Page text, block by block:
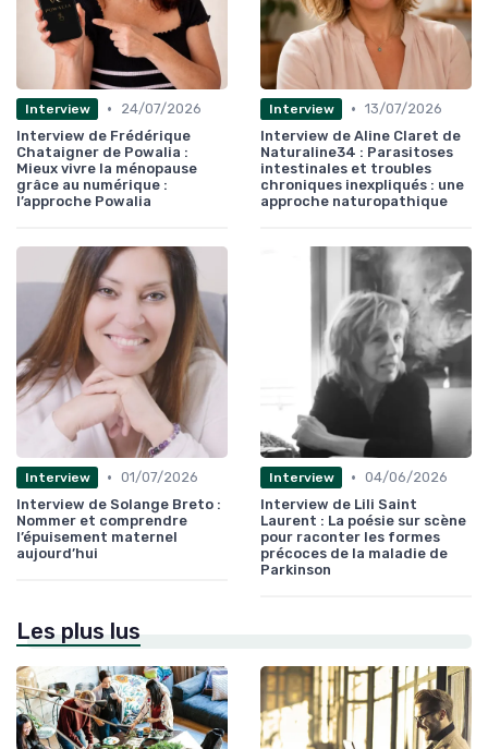
Interview •
24/07/2026
Interview de Frédérique
Chataigner de Powalia :
Mieux vivre la ménopause
grâce au numérique :
l’approche Powalia
Interview • 13/07/2026
Interview de Aline Claret de
Naturaline34 : Parasitoses
intestinales et troubles
chroniques inexpliqués : une
approche naturopathique
Interview • 01/07/2026
Interview de Solange Breto :
Nommer et comprendre
l’épuisement maternel
aujourd’hui
Interview • 04/06/2026
Interview de Lili Saint
Laurent : La poésie sur scène
pour raconter les formes
précoces de la maladie de
Parkinson
Les plus lus